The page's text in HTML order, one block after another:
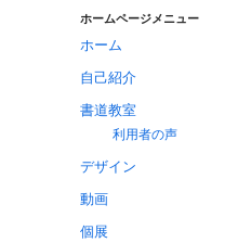
ホームページメニュー
ホーム
自己紹介
書道教室
利用者の声
デザイン
動画
個展